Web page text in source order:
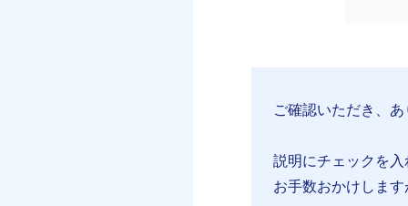
ご確認いただき、
説明にチェックを
お手数おかけします